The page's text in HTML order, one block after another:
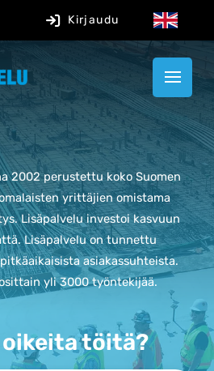
Kirjaudu
2002 perustettu koko Suomen
yrittäjien omistama
Lisäpalvelu investoi kasvuun
Lisäpalvelu on tunnettu
asiakassuhteista.
yli 3000 työntekijää.
töitä?